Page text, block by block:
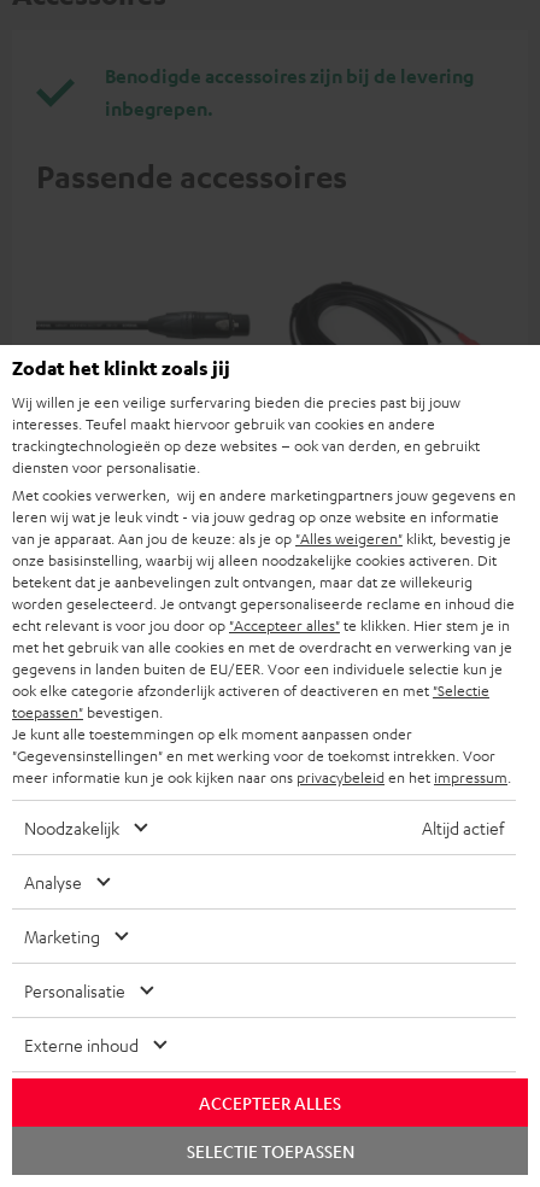
Benodigde accessoires zijn bij de levering
inbegrepen.
Passende accessoires
10,0 m Cordial XLR-kabel
Superieure XLR-
verbindingskabel van Cordial
€ 29,99
C7030A
Verbindingskabel cinch
stereo 0,5 m
€ 12,99
Inhoud levering
POWER HIFI Stereo-Set
1 × Afstandsbediening voor Power Hifi
1 × Stroomkabel – Zwart
2 × POWER HIFI MD – Zwart
2 × POWER HIFI SW – Zwart
1 × 5,0 m Cordial XLR-kabel – Zwart
Zodat het klinkt zoals jij
Wij willen je een veilige surfervaring bieden die precies past bij jouw
interesses. Teufel maakt hiervoor gebruik van cookies en andere
trackingtechnologieën op deze websites – ook van derden, en gebruikt
diensten voor personalisatie.
Met cookies verwerken, wij en andere marketingpartners jouw gegevens en
leren wij wat je leuk vindt - via jouw gedrag op onze website en informatie
van je apparaat. Aan jou de keuze: als je op "Alles weigeren" klikt, bevestig je
onze basisinstelling, waarbij wij alleen noodzakelijke cookies activeren. Dit
betekent dat je aanbevelingen zult ontvangen, maar dat ze willekeurig
worden geselecteerd. Je ontvangt gepersonaliseerde reclame en inhoud die
echt relevant is voor jou door op "Accepteer alles"te klikken. Hier stem je in
met het gebruik van alle cookies en met de overdracht en verwerking van je
gegevens in landen buiten de EU/EER. Voor een individuele selectie kun je
ook elke categorie afzonderlijk activeren of deactiveren en met "Selectie
toepassen" bevestigen.
Je kunt alle toestemmingen op elk moment aanpassen onder
"Gegevensinstellingen" en met werking voor de toekomst intrekken. Voor
meer informatie kun je ook kijken naar ons privacybeleiden het impressum
Noodzakelijk Altijd actief
Analyse
Marketing
Personalisatie
Externe inhoud
ACCEPTEER ALLES
SELECTIE TOEPASSEN